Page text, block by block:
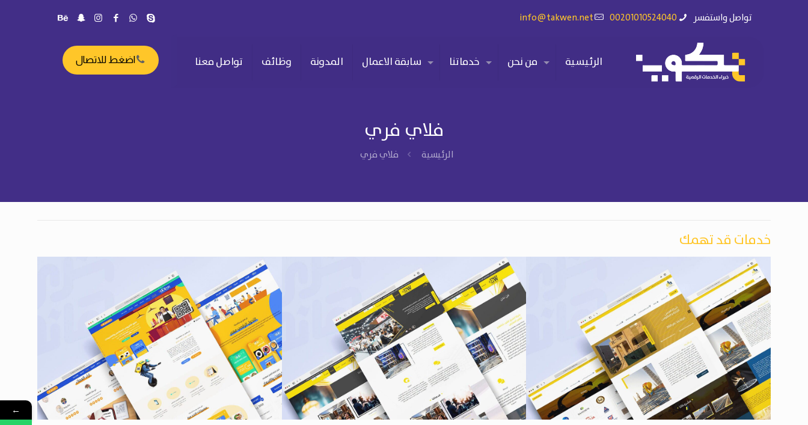
تواصل واستفسر 00201010524040
info@takwen.net
الرئيسية من نحن خدماتنا سابقة الاعمال المدونة وظائف تواصل معنا اضغط للاتصال
فلاي فري
الرئيسية فلاي فري
خدمات قد تهمك
←